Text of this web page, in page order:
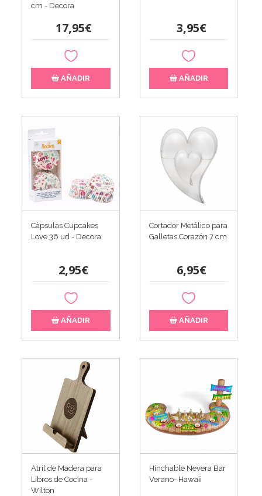
cm - Decora
17,95€
AÑADIR
3,95€
AÑADIR
Cápsulas Cupcakes
Love 36 ud - Decora
2,95€
AÑADIR
Cortador Metálico para
Galletas Corazón 7 cm
6,95€
AÑADIR
Atril de Madera para
Libros de Cocina -
Wilton
Hinchable Nevera Bar
Verano- Hawaii